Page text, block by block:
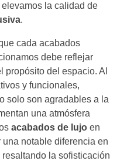
la calidad de
.
cada acabados
debe reflejar
propósito del espacio. Al
y funcionales,
solo son agradables a la
una atmósfera
acabados de lujo en
notable diferencia en
la sofisticación